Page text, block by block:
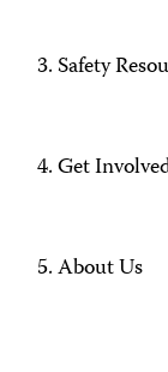
Safety
Get
About Us